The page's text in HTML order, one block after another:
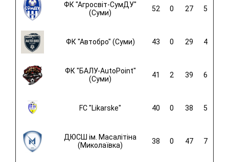
ФК "Агросвіт-СумДУ"
(Суми)
52 0 27 5
ФК "Автобро" (Суми) 43 0 29 4
ФК "БАЛУ-AutoPoint"
(Суми)
41 2 39 6
FC "Likarske" 40 0 38 5
ДЮСШ ім. Масалітіна
(Миколаївка)
38 0 47 7